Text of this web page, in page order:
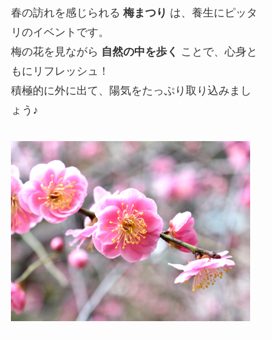
春の訪れを感じられる 梅まつり は、養生にピッタ
リのイベントです。
梅の花を見ながら 自然の中を歩く ことで、心身と
もにリフレッシュ！
積極的に外に出て、陽気をたっぷり取り込みまし
ょう♪